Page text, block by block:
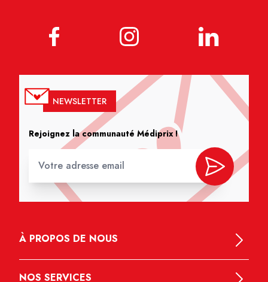
NEWSLETTER
Rejoignez la communauté Médiprix !
À PROPOS DE NOUS
NOS SERVICES